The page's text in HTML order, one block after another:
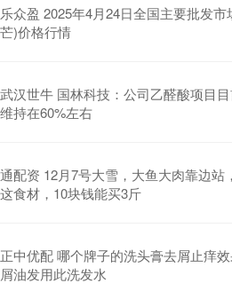
乐众盈 2025年4月24日全国主要批发市
芒)价格行情
武汉世牛 国林科技：公司乙醛酸项目
维持在60%左右
通配资 12月7号大雪，大鱼大肉靠边站
这食材，10块钱能买3斤
正中优配 哪个牌子的洗头膏去屑止痒
屑油发用此洗发水